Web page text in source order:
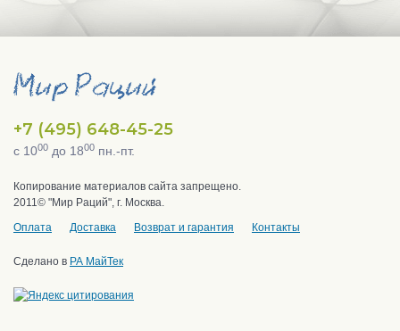
+7 (495) 648-45-25
с 1000 до 1800 пн.-пт.
Копирование материалов сайта запрещено.
2011© "Мир Раций", г. Москва.
Оплата
Доставка Возврат и гарантия Контакты
Сделано в РА МайТек